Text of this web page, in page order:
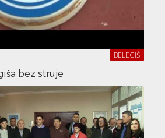
BELEGIŠ
bez struje